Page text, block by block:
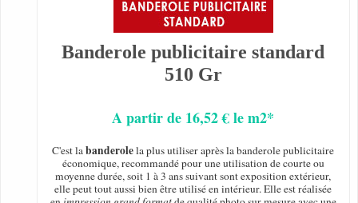
Banderole publicitaire standard
510 Gr
A partir de 16,52 € le m2*
C'est labanderolela plus utiliser après la banderole publicitaire
économique, recommandé pour une utilisation de courte ou
moyenne durée, soit 1 à 3 ans suivant sont exposition extérieur,
elle peut tout aussi bien être utilisé en intérieur. Elle est réalisée